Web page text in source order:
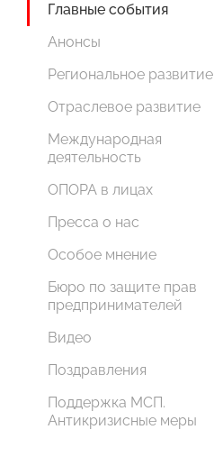
Главные события
Анонсы
Региональное развитие
Отраслевое развитие
Международная
деятельность
ОПОРА в лицах
Пресса о нас
Особое мнение
Бюро по защите прав
предпринимателей
Видео
Поздравления
Поддержка МСП.
Антикризисные меры